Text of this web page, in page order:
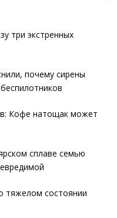
три экстренных
почему сирены
Кофе натощак может
сплаве семью
тяжелом состоянии